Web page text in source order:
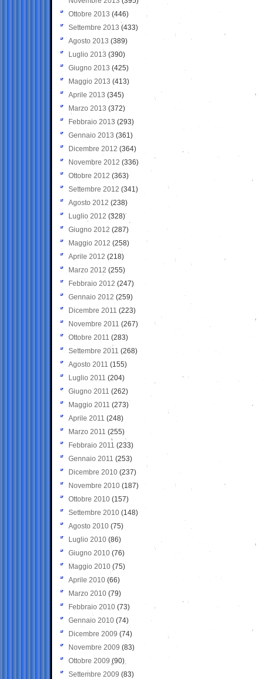
Ottobre 2013 (446)
Settembre 2013 (433)
Agosto 2013 (389)
Luglio 2013 (390)
Giugno 2013 (425)
Maggio 2013 (413)
Aprile 2013 (345)
Marzo 2013 (372)
Febbraio 2013 (293)
Gennaio 2013 (361)
Dicembre 2012 (364)
Novembre 2012 (336)
Ottobre 2012 (363)
Settembre 2012 (341)
Agosto 2012 (238)
Luglio 2012 (328)
Giugno 2012 (287)
Maggio 2012 (258)
Aprile 2012 (218)
Marzo 2012 (255)
Febbraio 2012 (247)
Gennaio 2012 (259)
Dicembre 2011 (223)
Novembre 2011 (267)
Ottobre 2011 (283)
Settembre 2011 (268)
Agosto 2011 (155)
Luglio 2011 (204)
Giugno 2011 (262)
Maggio 2011 (273)
Aprile 2011 (248)
Marzo 2011 (255)
Febbraio 2011 (233)
Gennaio 2011 (253)
Dicembre 2010 (237)
Novembre 2010 (187)
Ottobre 2010 (157)
Settembre 2010 (148)
Agosto 2010 (75)
Luglio 2010 (86)
Giugno 2010 (76)
Maggio 2010 (75)
Aprile 2010 (66)
Marzo 2010 (79)
Febbraio 2010 (73)
Gennaio 2010 (74)
Dicembre 2009 (74)
Novembre 2009 (83)
Ottobre 2009 (90)
Settembre 2009 (83)